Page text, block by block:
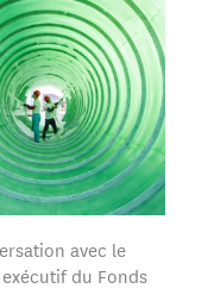
avec le
du Fonds